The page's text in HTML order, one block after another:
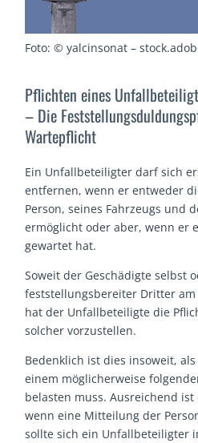
Foto: © yalcinsonat –
Pflichten eines
– Die
Wartepflicht
Ein Unfallbeteiligter darf sich
entfernen, wenn er entweder
Person, seines Fahrzeugs und
ermöglicht oder aber, wenn er
gewartet hat.
Soweit der Geschädigte selbst
feststellungsbereiter Dritter
hat der Unfallbeteiligte die
solcher vorzustellen.
Bedenklich ist dies insoweit,
einem möglicherweise
belasten muss. Ausreichend
wenn eine Mitteilung der
sollte sich ein Unfallbeteiligter